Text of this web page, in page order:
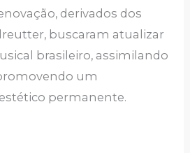
derivados dos
buscaram atualizar
brasileiro, assimilando
um
permanente.